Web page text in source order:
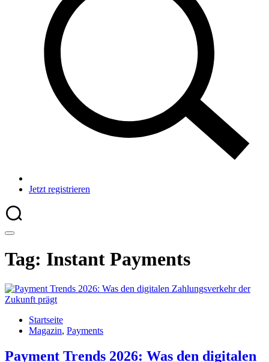
Jetzt registrieren
Tag: Instant Payments
Startseite
Magazin, Payments
Payment Trends 2026: Was den digitalen